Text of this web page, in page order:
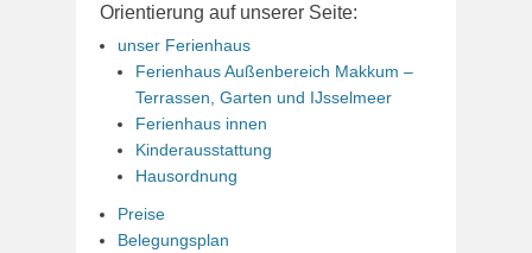
Orientierung auf unserer Seite:
unser Ferienhaus
Ferienhaus Außenbereich Makkum –
Terrassen, Garten und IJsselmeer
Ferienhaus innen
Kinderausstattung
Hausordnung
Preise
Belegungsplan